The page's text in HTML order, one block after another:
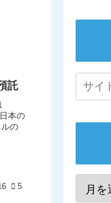
託
本の
の
5